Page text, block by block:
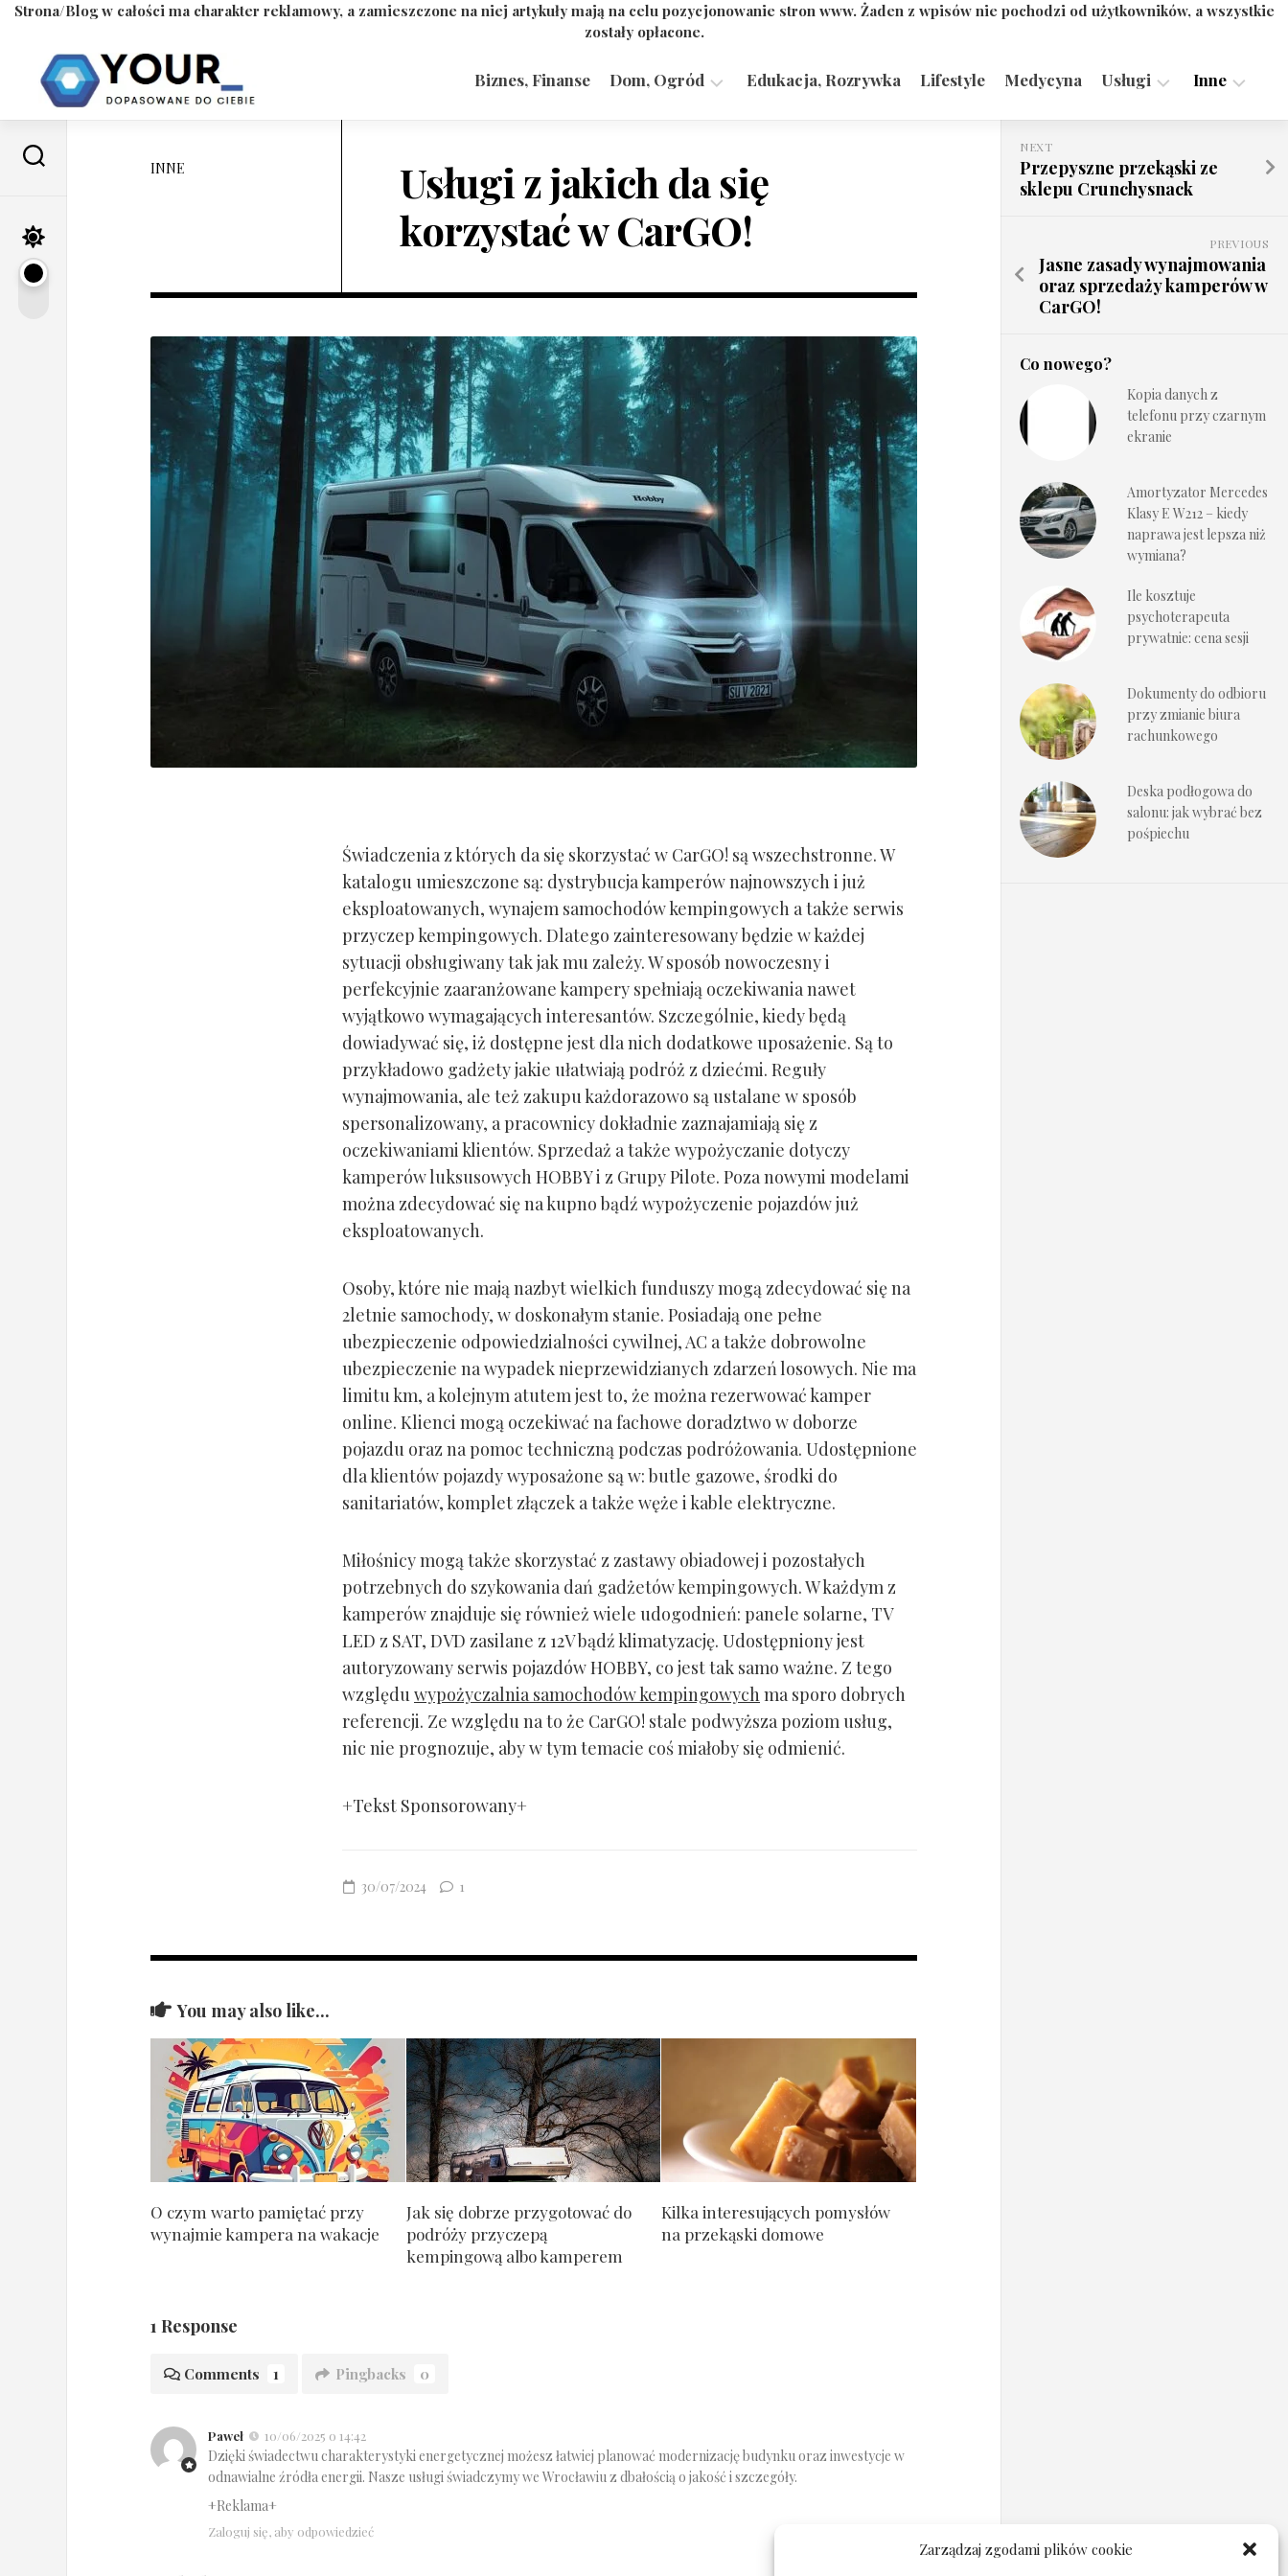
Zarządzaj zgodami plików cookie
Strona/Blog w całości ma charakter reklamowy, a zamieszczone na niej artykuły mają na celu pozycjonowanie stron www. Żaden z wpisów nie pochodzi od użytkowników, a wszystkie
zostały opłacone.
content
Biznes, Finanse Dom, Ogród Edukacja, Rozrywka Lifestyle Medycyna Usługi
Transport
Technologie
Inne
Sport
INNE
Usługi z jakich da się
korzystać w CarGO!
Świadczenia z których da się skorzystać w CarGO! są wszechstronne. W
katalogu umieszczone są: dystrybucja kamperów najnowszych i już
eksploatowanych, wynajem samochodów kempingowych a także serwis
przyczep kempingowych. Dlatego zainteresowany będzie w każdej
sytuacji obsługiwany tak jak mu zależy. W sposób nowoczesny i
perfekcyjnie zaaranżowane kampery spełniają oczekiwania nawet
wyjątkowo wymagających interesantów. Szczególnie, kiedy będą
dowiadywać się, iż dostępne jest dla nich dodatkowe uposażenie. Są to
przykładowo gadżety jakie ułatwiają podróż z dziećmi. Reguły
wynajmowania, ale też zakupu każdorazowo są ustalane w sposób
spersonalizowany, a pracownicy dokładnie zaznajamiają się z
oczekiwaniami klientów. Sprzedaż a także wypożyczanie dotyczy
kamperów luksusowych HOBBY i z Grupy Pilote. Poza nowymi modelami
można zdecydować się na kupno bądź wypożyczenie pojazdów już
eksploatowanych.
Osoby, które nie mają nazbyt wielkich funduszy mogą zdecydować się na
2letnie samochody, w doskonałym stanie. Posiadają one pełne
ubezpieczenie odpowiedzialności cywilnej, AC a także dobrowolne
ubezpieczenie na wypadek nieprzewidzianych zdarzeń losowych. Nie ma
limitu km, a kolejnym atutem jest to, że można rezerwować kamper
online. Klienci mogą oczekiwać na fachowe doradztwo w doborze
pojazdu oraz na pomoc techniczną podczas podróżowania. Udostępnione
dla klientów pojazdy wyposażone są w: butle gazowe, środki do
sanitariatów, komplet złączek a także węże i kable elektryczne.
Miłośnicy mogą także skorzystać z zastawy obiadowej i pozostałych
potrzebnych do szykowania dań gadżetów kempingowych. W każdym z
kamperów znajduje się również wiele udogodnień: panele solarne, TV
LED z SAT, DVD zasilane z 12V bądź klimatyzację. Udostępniony jest
autoryzowany serwis pojazdów HOBBY, co jest tak samo ważne. Z tego
względuwypożyczalnia samochodów kempingowychma sporo dobrych
referencji. Ze względu na to że CarGO! stale podwyższa poziom usług,
nic nie prognozuje, aby w tym temacie coś miałoby się odmienić.
+Tekst Sponsorowany+
30/07/2024 1
You may also like...
O czym warto pamiętać przy
wynajmie kampera na wakacje
Jak się dobrze przygotować do
podróży przyczepą
kempingową albo kamperem
Kilka interesujących pomysłów
na przekąski domowe
1 Response
Comments 1 Pingbacks 0
Paweł 10/06/2025 o 14:42
Dzięki świadectwu charakterystyki energetycznej możesz łatwiej planować modernizację budynku oraz inwestycje w
odnawialne źródła energii. Nasze usługi świadczymy we Wrocławiu z dbałością o jakość i szczegóły.
+Reklama+
Zaloguj się, aby odpowiedzieć
NEXT
Przepyszne przekąski ze
sklepu Crunchysnack
PREVIOUS
Jasne zasady wynajmowania
oraz sprzedaży kamperów w
CarGO!
Co nowego?
Kopia danych z
telefonu przy czarnym
ekranie
Amortyzator Mercedes
Klasy E W212 – kiedy
naprawa jest lepsza niż
wymiana?
Ile kosztuje
psychoterapeuta
prywatnie: cena sesji
Dokumenty do odbioru
przy zmianie biura
rachunkowego
Deska podłogowa do
salonu: jak wybrać bez
pośpiechu